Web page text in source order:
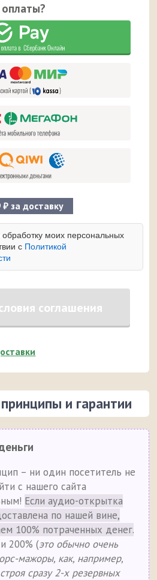
₽ за доставку
моих персональных
с Политикой
соглашения
и гарантии
– ни один посетитель не
с нашего сайта
Если аудио-открытка
по нашей вине,
100% потраченных денег.
200% (это обычно очень
мажоры, как, например,
сразу 2-х резервных